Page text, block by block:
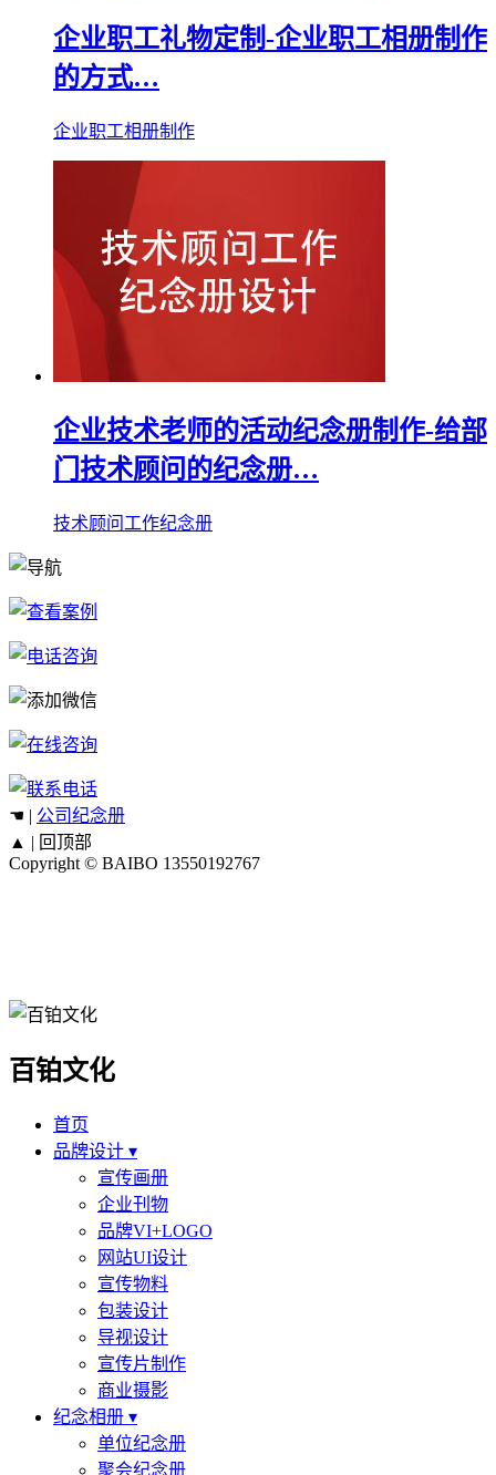
企业职工礼物定制-企业职工相册制作
的方式…
企业职工相册制作
企业技术老师的活动纪念册制作-给部
门技术顾问的纪念册…
技术顾问工作纪念册
☚ | 公司纪念册
▲ | 回顶部
Copyright © BAIBO 13550192767
百铂文化
首页
品牌设计 ▾
宣传画册
企业刊物
品牌VI+LOGO
网站UI设计
宣传物料
包装设计
导视设计
宣传片制作
商业摄影
纪念相册 ▾
单位纪念册
聚会纪念册